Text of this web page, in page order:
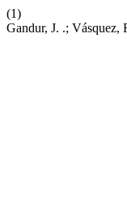
(1)
Gandur, J. .;